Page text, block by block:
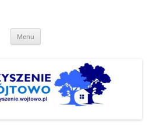
Wójtowo"
Menu